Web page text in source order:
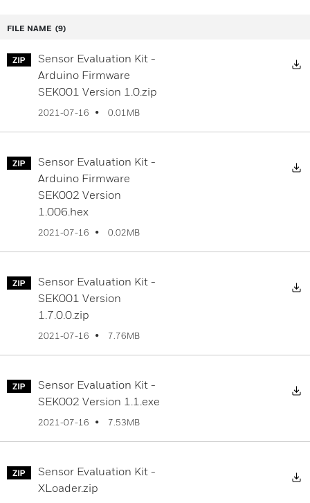
FILE NAME (9)
Sensor Evaluation Kit -
Arduino Firmware
SEK001 Version 1.0.zip
2021-07-16 0.01MB
Sensor Evaluation Kit -
Arduino Firmware
SEK002 Version
1.006.hex
2021-07-16 0.02MB
Sensor Evaluation Kit -
SEK001 Version
1.7.0.0.zip
2021-07-16 7.76MB
Sensor Evaluation Kit -
SEK002 Version 1.1.exe
2021-07-16 7.53MB
Sensor Evaluation Kit -
XLoader.zip